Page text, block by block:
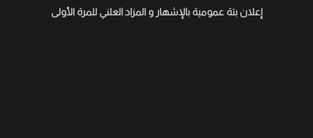
إعلان بتة عمومية بالإشهار و المزاد العلني للمرة الأولى